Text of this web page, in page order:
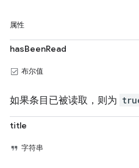
属性
hasBeenRead
布尔值
如果条目已被读取，则为
title
字符串